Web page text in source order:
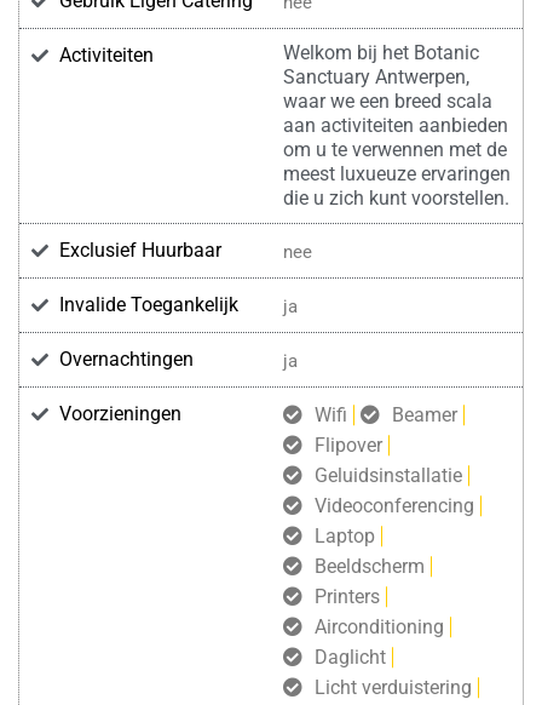
Activiteiten
Welkom bij het Botanic
Sanctuary Antwerpen,
waar we een breed scala
aan activiteiten aanbieden
om u te verwennen met de
meest luxueuze ervaringen
die u zich kunt voorstellen.
Exclusief Huurbaar nee
Invalide Toegankelijk ja
Overnachtingen ja
Voorzieningen Wifi
Beamer
Flipover
Geluidsinstallatie
Videoconferencing
Laptop
Beeldscherm
Printers
Airconditioning
Daglicht
Licht verduistering